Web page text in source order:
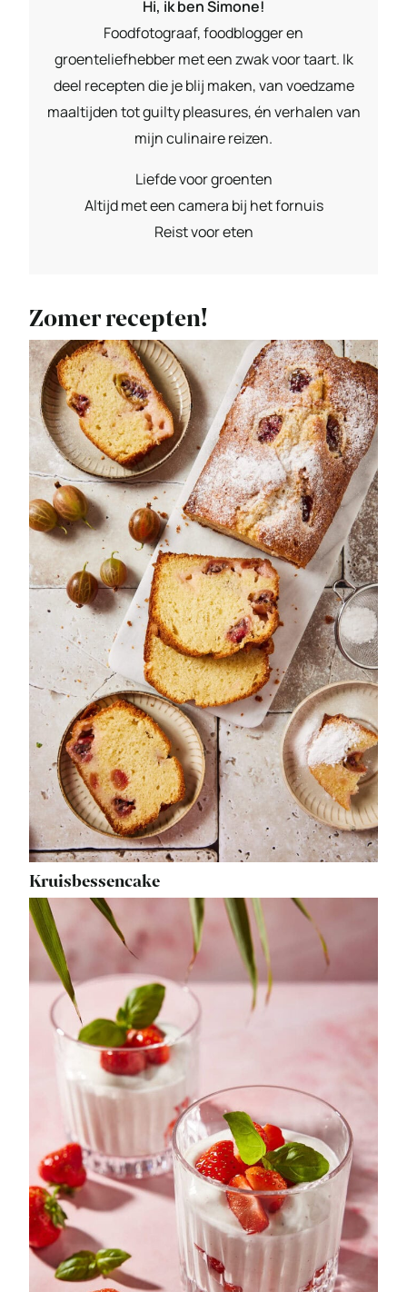
Hi, ik ben Simone!
Foodfotograaf, foodblogger en
groenteliefhebber met een zwak voor taart. Ik
deel recepten die je blij maken, van voedzame
maaltijden tot guilty pleasures, én verhalen van
mijn culinaire reizen.
Liefde voor groenten
Altijd met een camera bij het fornuis
Reist voor eten
Zomer recepten!
Kruisbessencake